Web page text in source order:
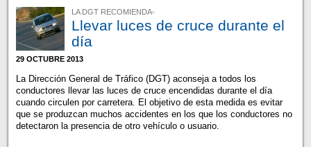
LA DGT RECOMIENDA-
Llevar luces de cruce durante el
día
29 OCTUBRE 2013
La Dirección General de Tráfico (DGT) aconseja a todos los
conductores llevar las luces de cruce encendidas durante el día
cuando circulen por carretera. El objetivo de esta medida es evitar
que se produzcan muchos accidentes en los que los conductores no
detectaron la presencia de otro vehículo o usuario.